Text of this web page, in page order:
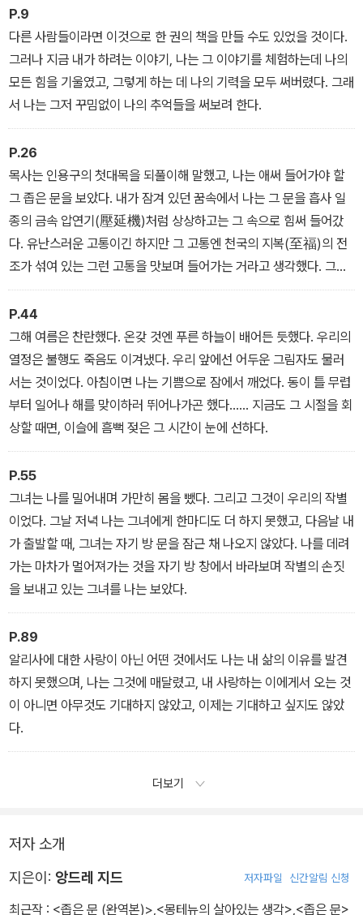
P.9
다른 사람들이라면 이것으로 한 권의 책을 만들 수도 있었을 것이다.
그러나 지금 내가 하려는 이야기, 나는 그 이야기를 체험하는데 나의
모든 힘을 기울였고, 그렇게 하는 데 나의 기력을 모두 써버렸다. 그래
서 나는 그저 꾸밈없이 나의 추억들을 써보려 한다.
P.26
목사는 인용구의 첫대목을 되풀이해 말했고, 나는 애써 들어가야 할
그 좁은 문을 보았다. 내가 잠겨 있던 꿈속에서 나는 그 문을 흡사 일
종의 금속 압연기(壓延機)처럼 상상하고는 그 속으로 힘써 들어갔
다. 유난스러운 고통이긴 하지만 그 고통엔 천국의 지복(至福)의 전
조가 섞여 있는 그런 고통을 맛보며 들어가는 거라고 생각했다. 그러
자 그 문은 다시 알리사를 찾아가던 바로 그 방문이 되었다. 그 문으로
들어가기 위해, 나는 나 자신을 무(無)로 돌리고, 내 안에 남아 있는
모든 이기적인 것을 버리는 것이었다…….
P.44
그해 여름은 찬란했다. 온갖 것엔 푸른 하늘이 배어든 듯했다. 우리의
열정은 불행도 죽음도 이겨냈다. 우리 앞에선 어두운 그림자도 물러
서는 것이었다. 아침이면 나는 기쁨으로 잠에서 깨었다. 동이 틀 무렵
부터 일어나 해를 맞이하러 뛰어나가곤 했다…… 지금도 그 시절을 회
상할 때면, 이슬에 흠뻑 젖은 그 시간이 눈에 선하다.
P.55
그녀는 나를 밀어내며 가만히 몸을 뺐다. 그리고 그것이 우리의 작별
이었다. 그날 저녁 나는 그녀에게 한마디도 더 하지 못했고, 다음날 내
가 출발할 때, 그녀는 자기 방 문을 잠근 채 나오지 않았다. 나를 데려
가는 마차가 멀어져가는 것을 자기 방 창에서 바라보며 작별의 손짓
을 보내고 있는 그녀를 나는 보았다.
P.89
알리사에 대한 사랑이 아닌 어떤 것에서도 나는 내 삶의 이유를 발견
하지 못했으며, 나는 그것에 매달렸고, 내 사랑하는 이에게서 오는 것
이 아니면 아무것도 기대하지 않았고, 이제는 기대하고 싶지도 않았
다.
더보기
저자 소개
지은이: 앙드레 지드 저자파일 신간알림 신청
최근작 : <좁은 문 (완역본)>,<몽테뉴의 살아있는 생각>,<좁은 문>